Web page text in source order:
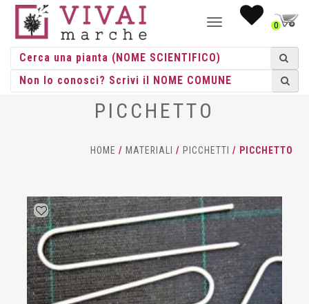
NAVIGAZIONE0
PICCHETTO
HOME / MATERIALI / PICCHETTI / PICCHETTO